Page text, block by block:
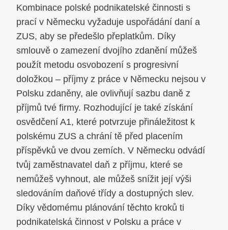
Kombinace polské podnikatelské činnosti s
prací v Německu vyžaduje uspořádání daní a
ZUS, aby se předešlo přeplatkům. Díky
smlouvě o zamezení dvojího zdanění můžeš
použít metodu osvobození s progresivní
doložkou – příjmy z práce v Německu nejsou v
Polsku zdaněny, ale ovlivňují sazbu daně z
příjmů tvé firmy. Rozhodující je také získání
osvědčení A1, které potvrzuje přináležitost k
polskému ZUS a chrání tě před placením
příspěvků ve dvou zemích. V Německu odvádí
tvůj zaměstnavatel daň z příjmu, které se
nemůžeš vyhnout, ale můžeš snížit její výši
sledováním daňové třídy a dostupných slev.
Díky vědomému plánování těchto kroků ti
podnikatelská činnost v Polsku a práce v